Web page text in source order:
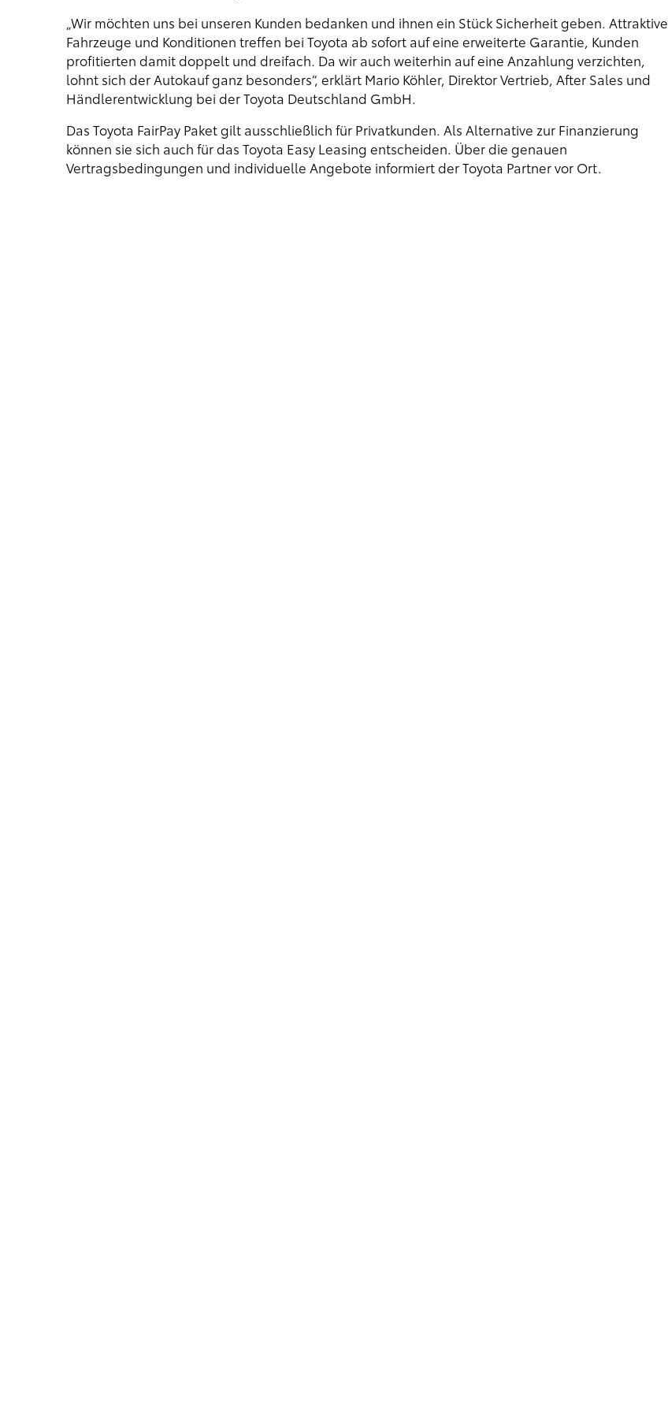
„Wir möchten uns bei unseren Kunden bedanken und ihnen ein Stück Sicherheit geben. Attraktive
Fahrzeuge und Konditionen treffen bei Toyota ab sofort auf eine erweiterte Garantie, Kunden
profitierten damit doppelt und dreifach. Da wir auch weiterhin auf eine Anzahlung verzichten,
lohnt sich der Autokauf ganz besonders“, erklärt Mario Köhler, Direktor Vertrieb, After Sales und
Händlerentwicklung bei der Toyota Deutschland GmbH.
Das Toyota FairPay Paket gilt ausschließlich für Privatkunden. Als Alternative zur Finanzierung
können sie sich auch für das Toyota Easy Leasing entscheiden. Über die genauen
Vertragsbedingungen und individuelle Angebote informiert der Toyota Partner vor Ort.